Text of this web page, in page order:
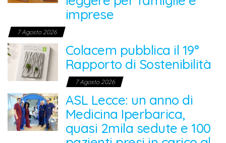
imprese
7 Agosto 2026
Colacem pubblica il 19°
Rapporto di Sostenibilità
7 Agosto 2026
ASL Lecce: un anno di
Medicina Iperbarica,
quasi 2mila sedute e 100